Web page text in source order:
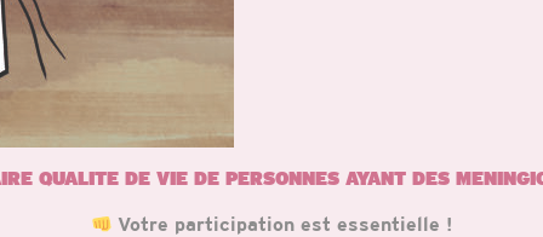
méningiomes » par Adrien
Paix
QUALITE DE VIE DE PERSONNES AYANT DES
Votre participation est essentielle !